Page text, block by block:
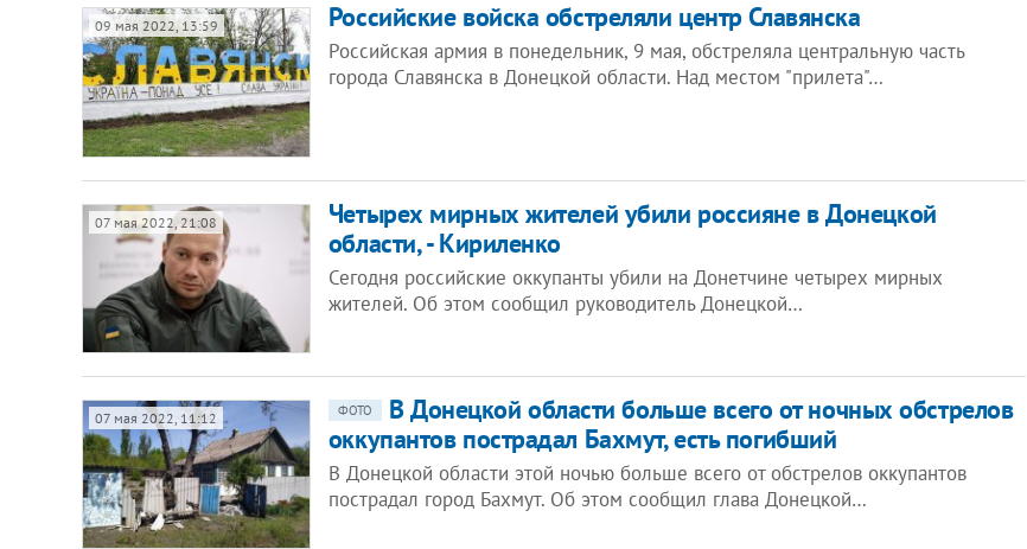
09 мая 2022, 13:59 Российские войска обстреляли центр Славянска
Российская армия в понедельник, 9 мая, обстреляла центральную часть
города Славянска в Донецкой области. Над местом "прилета"…
07 мая 2022, 21:08
Четырех мирных жителей убили россияне в Донецкой
области, - Кириленко
Сегодня российские оккупанты убили на Донетчине четырех мирных
жителей. Об этом сообщил руководитель Донецкой…
07 мая 2022, 11:12 ФОТО
В Донецкой области больше всего от ночных обстрелов
оккупантов пострадал Бахмут, есть погибший
В Донецкой области этой ночью больше всего от обстрелов оккупантов
пострадал город Бахмут. Об этом сообщил глава Донецкой…